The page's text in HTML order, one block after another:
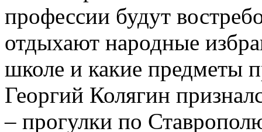
профессии будут
отдыхают народные
школе и какие предметы
Георгий Колягин
– прогулки по